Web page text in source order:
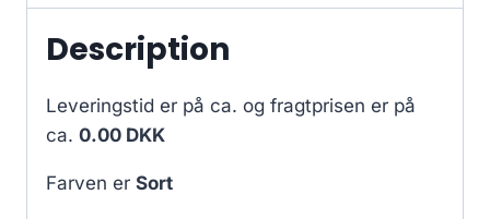
Description
Leveringstid er på ca. og fragtprisen er på
ca. 0.00 DKK
Farven er Sort